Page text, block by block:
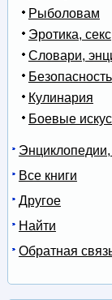
Рыболовам
Эротика, секс
Словари,
Безопасность
Кулинария
Боевые
Все книги
Другое
Найти
Обратная